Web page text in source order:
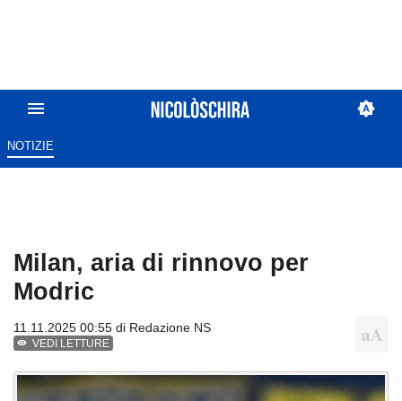
NOTIZIE
Milan, aria di rinnovo per
Modric
11.11.2025 00:55 di Redazione NS
VEDI LETTURE